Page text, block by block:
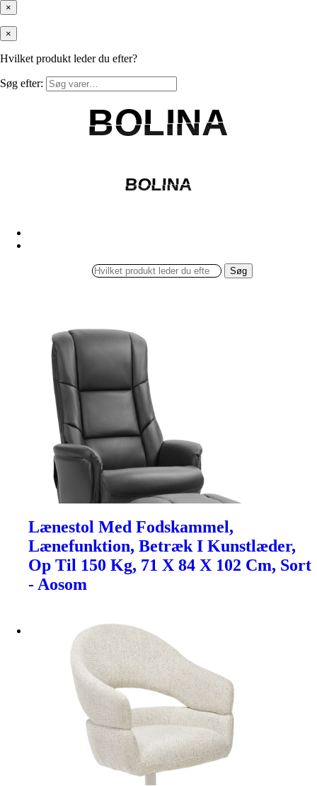
×
×
Hvilket produkt leder du efter?
Søg efter:
BOLINA
BOLINA
BOLINA
BOLINA
Søg
Lænestol Med Fodskammel,
Lænefunktion, Betræk I Kunstlæder,
Op Til 150 Kg, 71 X 84 X 102 Cm, Sort
- Aosom